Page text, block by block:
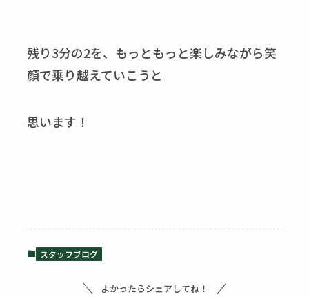
残り3分の2を、もっともっと楽しみながら笑
顔で乗り越えていこうと
思います！
スタッフブログ
よかったらシェアしてね！